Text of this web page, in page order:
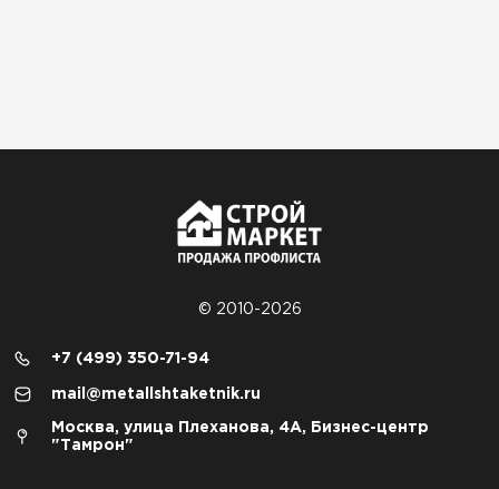
© 2010-2026
+7 (499) 350-71-94
mail@metallshtaketnik.ru
Москва, улица Плеханова, 4А, Бизнес-центр
"Тамрон"